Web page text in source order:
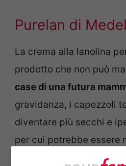
Purelan di
La crema alla lanolina
prodotto che non può
case di una futura
gravidanza, i capezzoli
diventare più secchi e
per cui potrebbe essere
trattarli con prodotti